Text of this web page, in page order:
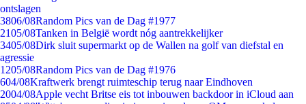
ontslagen
3806/08Random Pics van de Dag #1977
2105/08Tanken in België wordt nóg aantrekkelijker
3405/08Dirk sluit supermarkt op de Wallen na golf van diefstal en
agressie
1205/08Random Pics van de Dag #1976
604/08Kraftwerk brengt ruimteschip terug naar Eindhoven
2004/08Apple vecht Britse eis tot inbouwen backdoor in iCloud aan